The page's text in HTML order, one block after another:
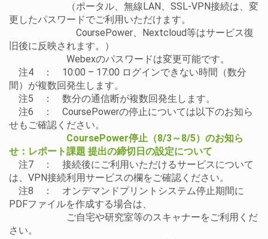
改
（ポータル、無線LAN、SSL-VPN接続は、変
更したパスワードでご利用いただけます。
CoursePower、Nextcloud等はサービス復
旧後に反映されます。）
Webexのパスワードは変更可能です。
注4 ： 10:00 – 17:00 ログインできない時間（数分
間）が複数回発生します。
注5 ： 数分の通信断が複数回発生します。
注6 ： CoursePowerの停止については以下のお知ら
せもご確認ください。
CoursePower停止（8/3～8/5）のお知ら
せ：レポート課題 提出の締切日の設定について
注7 ： 接続後にご利用いただけるサービスについて
は、VPN接続利用サービスの欄をご確認ください。
注8 ： オンデマンドプリントシステム停止期間に
PDFファイルを作成する場合は、
ご自宅や研究室等のスキャナーをご利用くだ
さい。